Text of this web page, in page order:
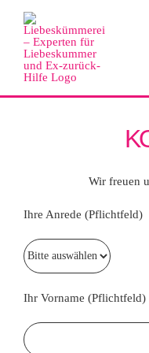
Inhalt
springen
Wir freuen
Ihre Anrede (Pflichtfeld)
Ihr Vorname (Pflichtfeld)